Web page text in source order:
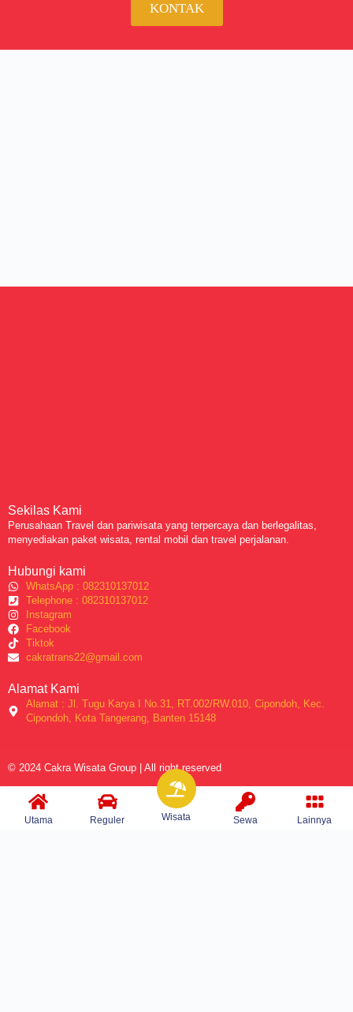
KONTAK
Sekilas Kami
Perusahaan Travel dan pariwisata yang terpercaya dan berlegalitas,
menyediakan paket wisata, rental mobil dan travel perjalanan.
Hubungi kami
WhatsApp : 082310137012
Telephone : 082310137012
Instagram
Facebook
Tiktok
cakratrans22@gmail.com
Alamat Kami
Alamat : Jl. Tugu Karya I No.31, RT.002/RW.010, Cipondoh, Kec.
Cipondoh, Kota Tangerang, Banten 15148
© 2024 Cakra Wisata Group | All right reserved
Utama Reguler Wisata Sewa Lainnya